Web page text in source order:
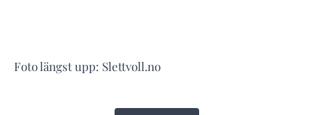
Foto längst upp: Slettvoll.no